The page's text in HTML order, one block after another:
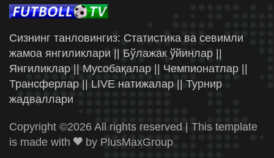
Сизнинг танловингиз: Статистика ва севимли
жамоа янгиликлари || Бўлажак ўйинлар ||
Янгиликлар || Мусобақалар || Чемпионатлар ||
Трансферлар || LIVE натижалар || Турнир
жадваллари
Copyright ©2026 All rights reserved | This template
is made with
by PlusMaxGroup